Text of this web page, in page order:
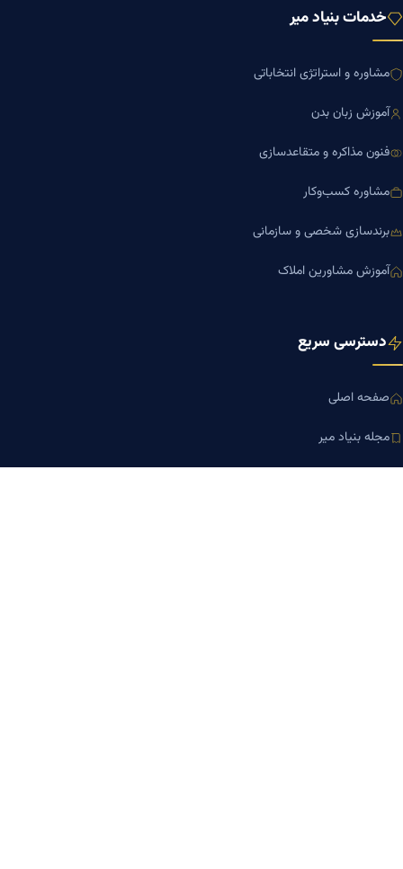
خدمات بنیاد میر
مشاوره و استراتژی انتخاباتی
آموزش زبان بدن
فنون مذاکره و متقاعدسازی
مشاوره کسب‌وکار
برندسازی شخصی و سازمانی
آموزش مشاورین املاک
دسترسی سریع
صفحه اصلی
مجله بنیاد میر